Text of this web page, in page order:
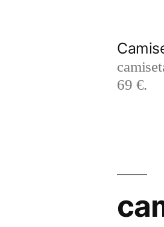
69 €.